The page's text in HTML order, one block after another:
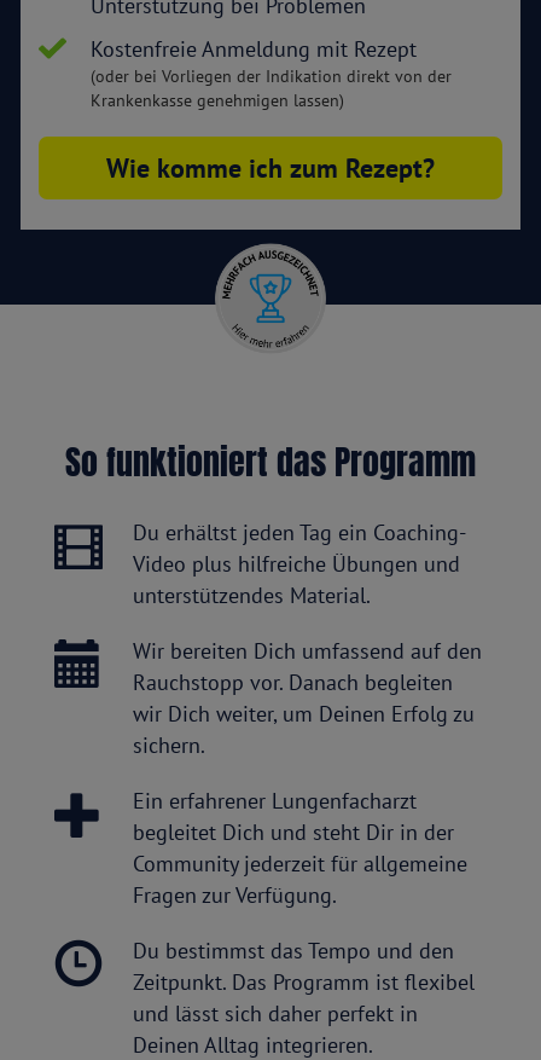
Kostenfreie Anmeldung mit Rezept
(oder bei Vorliegen der Indikation direkt von der
Krankenkasse genehmigen lassen)
Wie komme ich zum Rezept?
So funktioniert das Programm
Du erhältst jeden Tag ein Coaching-
Video plus hilfreiche Übungen und
unterstützendes Material.
Wir bereiten Dich umfassend auf den
Rauchstopp vor. Danach begleiten
wir Dich weiter, um Deinen Erfolg zu
sichern.
Ein erfahrener Lungenfacharzt
begleitet Dich und steht Dir in der
Community jederzeit für allgemeine
Fragen zur Verfügung.
Du bestimmst das Tempo und den
Zeitpunkt. Das Programm ist flexibel
und lässt sich daher perfekt in
Deinen Alltag integrieren.